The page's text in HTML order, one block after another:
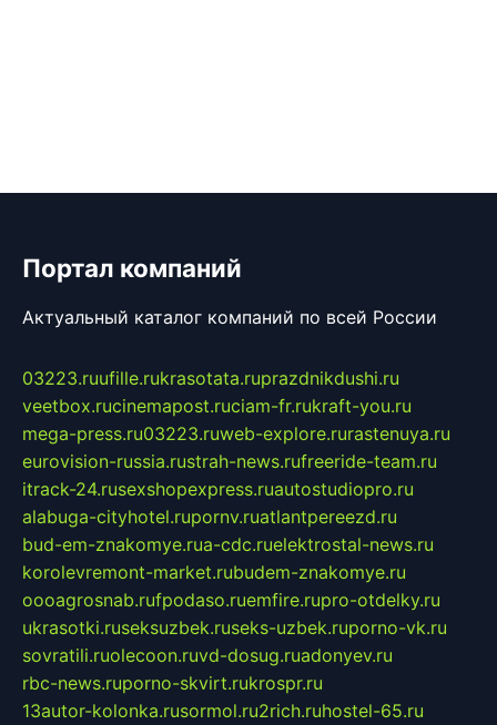
Портал компаний
Актуальный каталог компаний по всей России
03223.ruufille.rukrasotata.ruprazdnikdushi.ru
veetbox.rucinemapost.ruciam-fr.rukraft-you.ru
mega-press.ru03223.ruweb-explore.rurastenuya.ru
eurovision-russia.rustrah-news.rufreeride-team.ru
itrack-24.rusexshopexpress.ruautostudiopro.ru
alabuga-cityhotel.rupornv.ruatlantpereezd.ru
bud-em-znakomye.rua-cdc.ruelektrostal-news.ru
korolevremont-market.rubudem-znakomye.ru
oooagrosnab.rufpodaso.ruemfire.rupro-otdelky.ru
ukrasotki.ruseksuzbek.ruseks-uzbek.ruporno-vk.ru
sovratili.ruolecoon.ruvd-dosug.ruadonyev.ru
rbc-news.ruporno-skvirt.rukrospr.ru
13autor-kolonka.rusormol.ru2rich.ruhostel-65.ru